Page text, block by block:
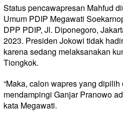
Status pencawapresan Mahfud
Umum PDIP Megawati
DPP PDIP, Jl. Diponegoro,
2023. Presiden Jokowi tidak
karena sedang melaksanakan
Tiongkok.
“Maka, calon wapres yang
mendampingi Ganjar Pranowo
kata Megawati.